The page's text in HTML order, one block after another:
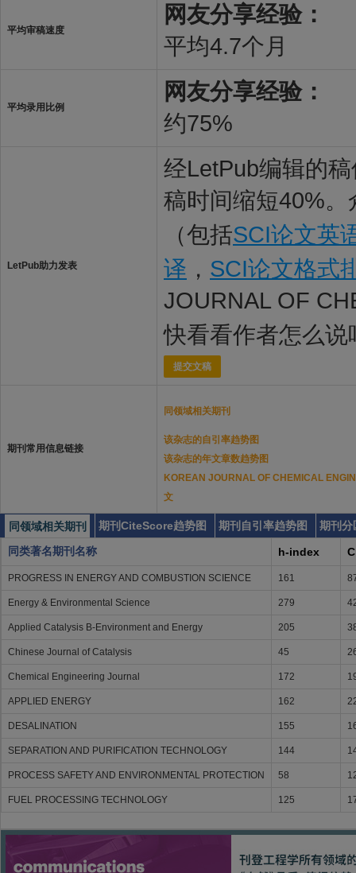
平均审稿速度
网友分享经验：
平均4.7个月
平均录用比例
网友分享经验：
约75%
LetPub助力发表
经LetPub编辑的
稿时间缩短40%
（包括SCI论文英
译 ， SCI论文格式
JOURNAL OF
快看看作者怎么说
提交文稿
期刊常用信息链接
同领域相关期刊
该杂志的自引率趋势图
该杂志的年文章数趋势图
KOREAN JOURNAL OF CHEMICAL
文
同领域相关期刊 期刊CiteScore趋势图 期刊自引率趋势图
期刊分
同类著名期刊名称
h-index
PROGRESS IN ENERGY AND COMBUSTION SCIENCE 161
Energy & Environmental Science 279
Applied Catalysis B-Environment and Energy 205
Chinese Journal of Catalysis 45
Chemical Engineering Journal 172
APPLIED ENERGY 162
DESALINATION 155
SEPARATION AND PURIFICATION TECHNOLOGY 144
PROCESS SAFETY AND ENVIRONMENTAL PROTECTION 58
FUEL PROCESSING TECHNOLOGY 125